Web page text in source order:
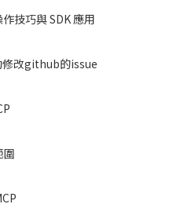
技巧與 SDK 應用
改github的issue
圍